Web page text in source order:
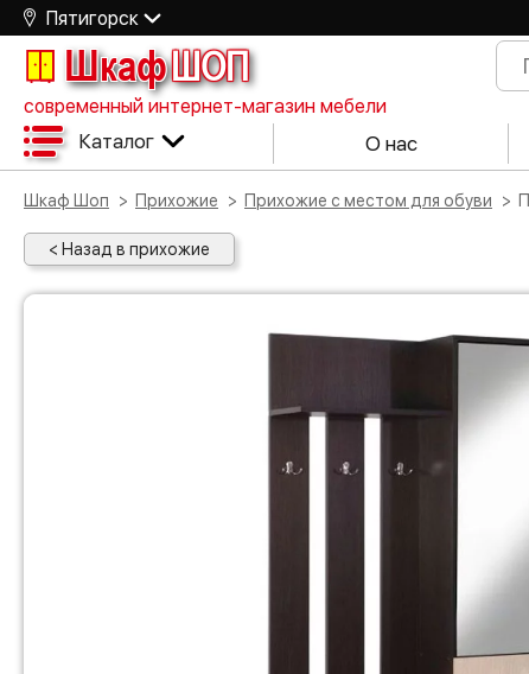
Пятигорск
ШкафШОП
современный интернет-магазин мебели
Каталог О нас
Шкаф Шоп Прихожие Прихожие с местом для обуви
< Назад в прихожие